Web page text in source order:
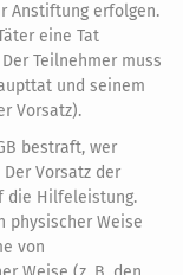
Anstiftung erfolgen.
eine Tat
Der Teilnehmer muss
und seinem
Vorsatz).
bestraft, wer
Der Vorsatz der
die Hilfeleistung.
physischer Weise
von